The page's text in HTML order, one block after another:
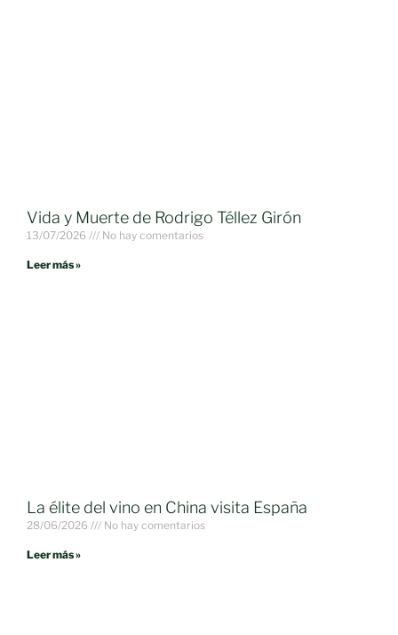
Vida y Muerte de Rodrigo Téllez Girón
13/07/2026 No hay comentarios
Leer más »
La élite del vino en China visita España
28/06/2026 No hay comentarios
Leer más »